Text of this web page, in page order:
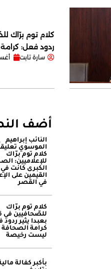
كلام توم برّاك
ردود فعل:
سارة تابت
أضف
النائب إبراهيم
الموسوي
كلام توم برّاك
للإعلاميين:
الكبرى كانت في
القيمين على
في القصر
كلام توم برّاك
للصّحافيين في
بعبدا يثير
كرامة الصحافة
ليست رخيصة
بأكبر كفالة